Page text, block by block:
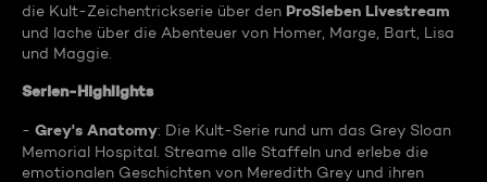
die Kult-Zeichentrickserie über den ProSieben Livestream
und lache über die Abenteuer von Homer, Marge, Bart, Lisa
und Maggie.
Serien-Highlights
- Grey's Anatomy: Die Kult-Serie rund um das Grey Sloan
Memorial Hospital. Streame alle Staffeln und erlebe die
emotionalen Geschichten von Meredith Grey und ihren